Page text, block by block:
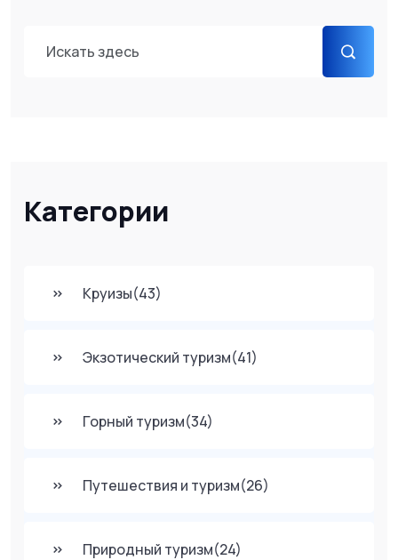
Категории
Круизы(43)
Экзотический туризм(41)
Горный туризм(34)
Путешествия и туризм(26)
Природный туризм(24)